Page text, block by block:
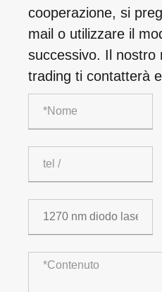
cooperazione, si
mail o utilizzare il
successivo. Il nostro
trading ti contatterà